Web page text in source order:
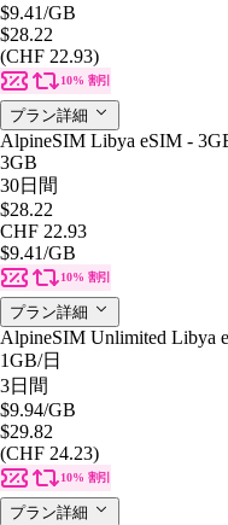
$9.41/GB
$28.22
(CHF 22.93)
10% 割引
プラン詳細
AlpineSIM Libya eSIM -
3GB
30日間
$28.22
CHF 22.93
$9.41/GB
10% 割引
プラン詳細
AlpineSIM Unlimited Libya
1GB/日
3日間
$9.94/GB
$29.82
(CHF 24.23)
10% 割引
プラン詳細